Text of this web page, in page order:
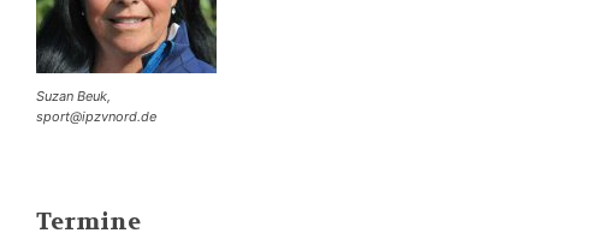
Suzan Beuk,
sport@ipzvnord.de
Termine